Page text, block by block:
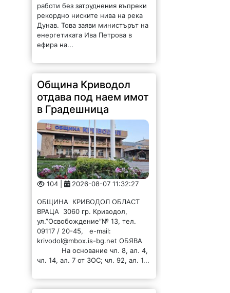
работи без затруднения въпреки
рекордно ниските нива на река
Дунав. Това заяви министърът на
енергетиката Ива Петрова в
ефира на...
Община Криводол
отдава под наем имот
в Градешница
104 | 2026-08-07 11:32:27
ОБЩИНА КРИВОДОЛ ОБЛАСТ
ВРАЦА 3060 гр. Криводол,
ул.”Освобождение”№ 13, тел.
09117 / 20-45, e-mail:
krivodol@mbox.is-bg.net ОБЯВА
На основание чл. 8, ал. 4,
чл. 14, ал. 7 от ЗОС; чл. 92, ал. 1...